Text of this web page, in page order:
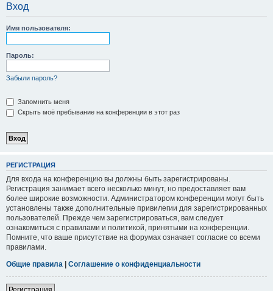
Вход
Имя пользователя:
Пароль:
Забыли пароль?
Запомнить меня
Скрыть моё пребывание на конференции в этот раз
РЕГИСТРАЦИЯ
Для входа на конференцию вы должны быть зарегистрированы.
Регистрация занимает всего несколько минут, но предоставляет вам
более широкие возможности. Администратором конференции могут быть
установлены также дополнительные привилегии для зарегистрированных
пользователей. Прежде чем зарегистрироваться, вам следует
ознакомиться с правилами и политикой, принятыми на конференции.
Помните, что ваше присутствие на форумах означает согласие со всеми
правилами.
Общие правила
Соглашение о конфиденциальности